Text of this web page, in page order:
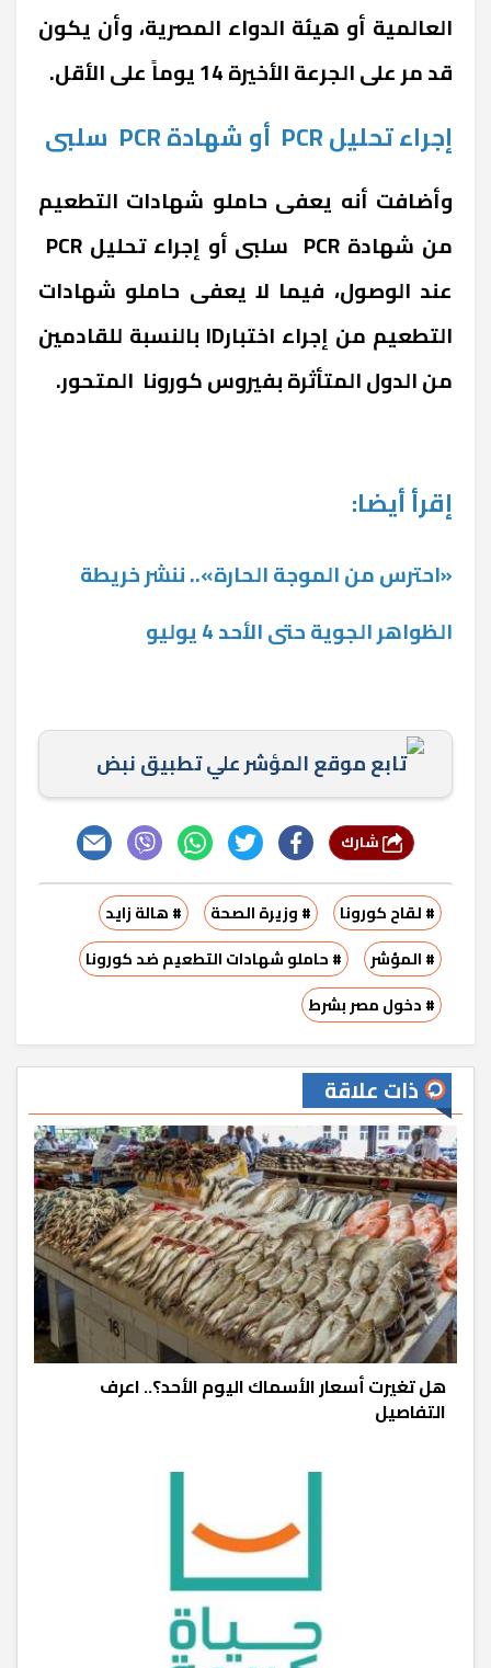
العالمية أو هيئة الدواء المصرية، وأن يكون
قد مر على الجرعة الأخيرة 14 يوماً على الأقل.
إجراء تحليل PCR أو شهادة PCR سلبى
وأضافت أنه يعفى حاملو شهادات التطعيم
عند الوصول، فيما لا يعفى حاملو شهادات
التطعيم من إجراء اختبارID بالنسبة للقادمين
من الدول المتأثرة بفيروس كورونا المتحور.
إقرأ أيضا:
«احترس من الموجة الحارة».. ننشر خريطة
الظواهر الجوية حتى الأحد 4 يوليو
تابع موقع المؤشر علي تطبيق نبض
# لقاح كورونا # وزيرة الصحة
# هالة زايد
# المؤشر
# حاملو شهادات التطعيم ضد كورونا
# دخول مصر بشرط
ذات علاقة
هل تغيرت أسعار الأسماك اليوم الأحد؟.. اعرف
التفاصيل